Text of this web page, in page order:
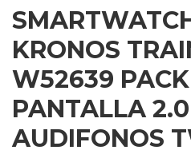
KRONOS
W52639
PANTALLA
AUDIFONOS